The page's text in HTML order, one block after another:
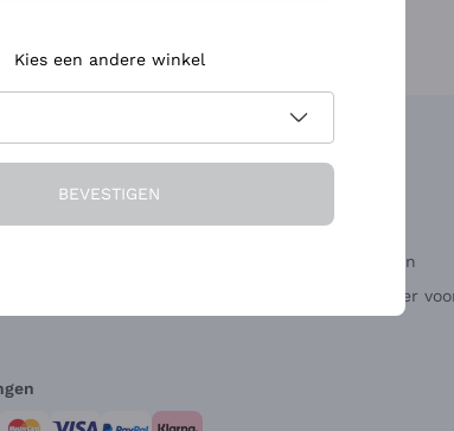
Klantenservice
Verkoopvoorwaarden
Herroepingsformulier
Kies een andere winkel
BEVESTIGEN